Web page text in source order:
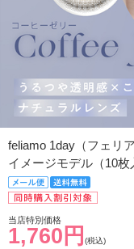
feliamo 1day（フェリ
イメージモデル（10枚
当店特別価格
1,760円 (税込)